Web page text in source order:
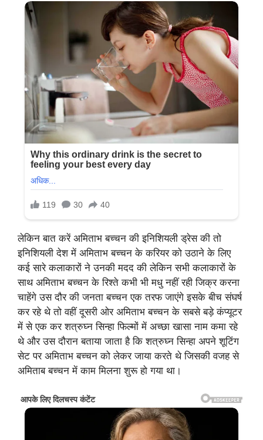
लेकिन बात करें अमिताभ बच्चन की इनिशियली ड्रेस की तो
इनिशियली देश में अमिताभ बच्चन के करियर को उठाने के लिए
कई सारे कलाकारों ने उनकी मदद की लेकिन सभी कलाकारों के
साथ अमिताभ बच्चन के रिश्ते कभी भी मधु नहीं रही जिक्र करना
चाहेंगे उस दौर की जनता बच्चन एक तरफ जाएंगे इसके बीच संघर्ष
कर रहे थे तो वहीं दूसरी ओर अमिताभ बच्चन के सबसे बड़े कंप्यूटर
में से एक कर शत्रुघ्न सिन्हा फिल्मों में अच्छा खासा नाम कमा रहे
थे और उस दौरान बताया जाता है कि शत्रुघ्न सिन्हा अपने शूटिंग
सेट पर अमिताभ बच्चन को लेकर जाया करते थे जिसकी वजह से
अमिताब बच्चन में काम मिलना शुरू हो गया था।